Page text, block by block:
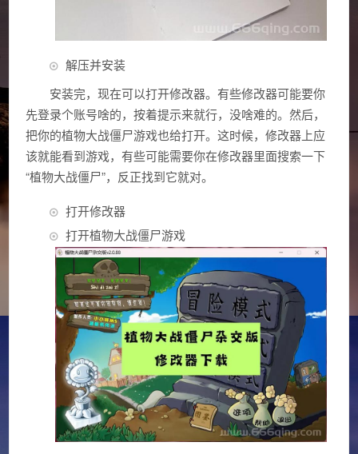
解压并安装
安装完，现在可以打开修改器。有些修改器可能要你
先登录个账号啥的，按着提示来就行，没啥难的。然后，
把你的植物大战僵尸游戏也给打开。这时候，修改器上应
该就能看到游戏，有些可能需要你在修改器里面搜索一下
“植物大战僵尸”，反正找到它就对。
打开修改器
打开植物大战僵尸游戏